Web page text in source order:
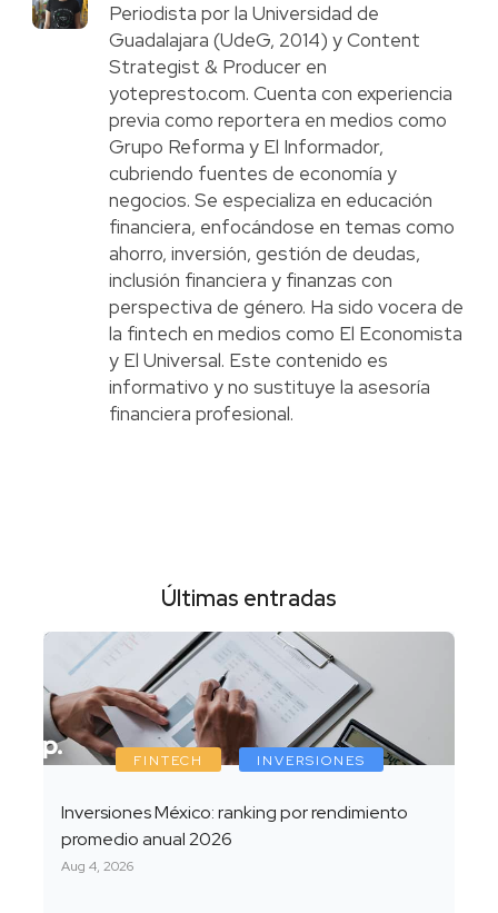
Periodista por la Universidad de
Guadalajara (UdeG, 2014) y Content
Strategist & Producer en
yotepresto.com. Cuenta con experiencia
previa como reportera en medios como
Grupo Reforma y El Informador,
cubriendo fuentes de economía y
negocios. Se especializa en educación
financiera, enfocándose en temas como
ahorro, inversión, gestión de deudas,
inclusión financiera y finanzas con
perspectiva de género. Ha sido vocera de
la fintech en medios como El Economista
y El Universal. Este contenido es
informativo y no sustituye la asesoría
financiera profesional.
Últimas entradas
FINTECH INVERSIONES
Inversiones México: ranking por rendimiento
promedio anual 2026
Aug 4, 2026